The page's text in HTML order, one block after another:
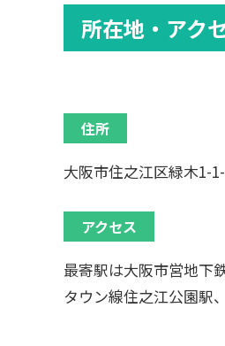
所在地・アク
住所
大阪市住之江区緑木1-
アクセス
最寄駅は大阪市営地下
タウン線住之江公園駅